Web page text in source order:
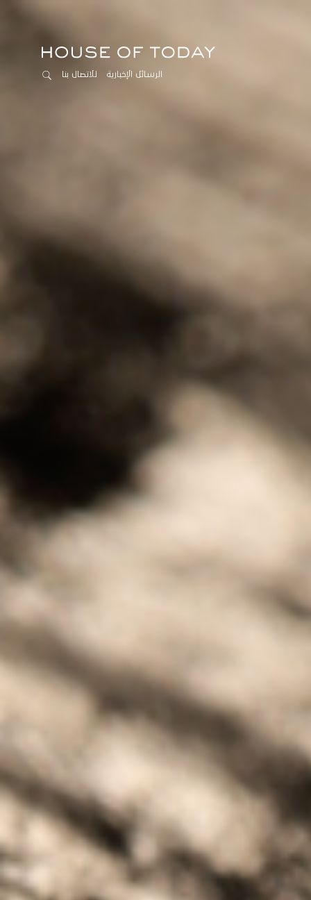
الرسائل الإخبارية للاتصال بنا